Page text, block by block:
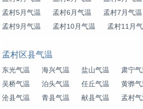
孟村5月气温
孟村6月气温 孟村7月气温
孟村9月气温
孟村10月气温 孟村11月
孟村区县气温
东光气温 海兴气温 盐山气温 肃宁
吴桥气温
泊头气温 任丘气温 黄骅气
沧县气温
青县气温 献县气温 孟村气